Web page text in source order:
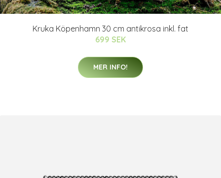
Kruka Köpenhamn 30 cm antikrosa inkl. fat
699 SEK
MER INFO!